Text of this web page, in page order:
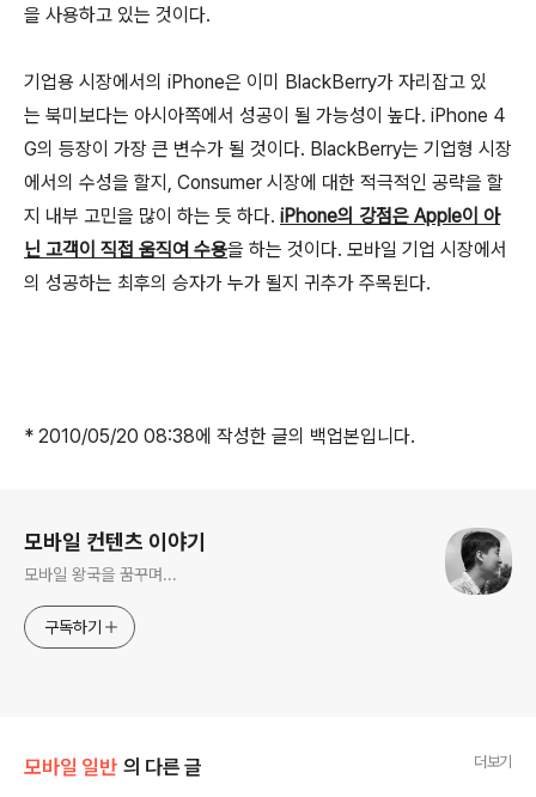
을 사용하고 있는 것이다.
기업용 시장에서의 iPhone은 이미 BlackBerry가 자리잡고 있
는 북미보다는 아시아쪽에서 성공이 될 가능성이 높다. iPhone 4
G의 등장이 가장 큰 변수가 될 것이다. BlackBerry는 기업형 시장
에서의 수성을 할지, Consumer 시장에 대한 적극적인 공략을 할
지 내부 고민을 많이 하는 듯 하다. iPhone의 강점은 Apple이 아
닌 고객이 직접 움직여 수용을 하는 것이다. 모바일 기업 시장에서
의 성공하는 최후의 승자가 누가 될지 귀추가 주목된다.
* 2010/05/20 08:38에 작성한 글의 백업본입니다.
모바일 컨텐츠 이야기
모바일 왕국을 꿈꾸며...
구독하기
모바일 일반 의 다른 글 더보기